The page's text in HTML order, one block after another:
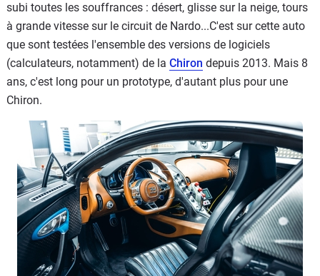
subi toutes les souffrances : désert, glisse sur la neige, tours
à grande vitesse sur le circuit de Nardo...C'est sur cette auto
que sont testées l'ensemble des versions de logiciels
(calculateurs, notamment) de la Chiron depuis 2013. Mais 8
ans, c'est long pour un prototype, d'autant plus pour une
Chiron.